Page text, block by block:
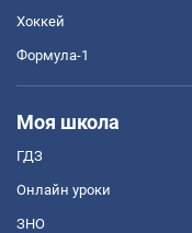
Хоккей
Формула-1
Моя школа
ГДЗ
Онлайн уроки
ЗНО